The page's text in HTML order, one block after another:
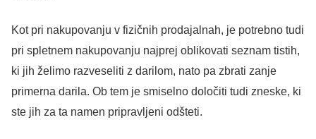
Kot pri nakupovanju v fizičnih prodajalnah, je potrebno tudi
pri spletnem nakupovanju najprej oblikovati seznam tistih,
ki jih želimo razveseliti z darilom, nato pa zbrati zanje
primerna darila. Ob tem je smiselno določiti tudi zneske, ki
ste jih za ta namen pripravljeni odšteti.